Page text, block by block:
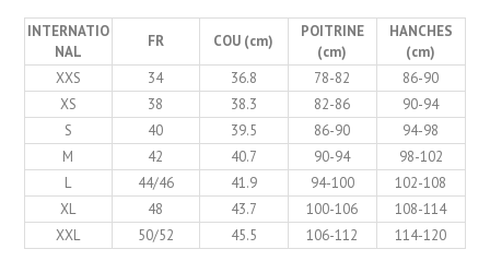
INTERNATIO
NAL
FR COU (cm)
POITRINE
(cm)
HANCHES
(cm)
XXS
34 36.8 78-82
86-90
XS
38 38.3 82-86
90-94
S
40 39.5 86-90
94-98
M
42 40.7 90-94
98-102
L
44/46 41.9 94-100
102-108
XL
48 43.7 100-106
108-114
XXL
50/52 45.5 106-112 114-120